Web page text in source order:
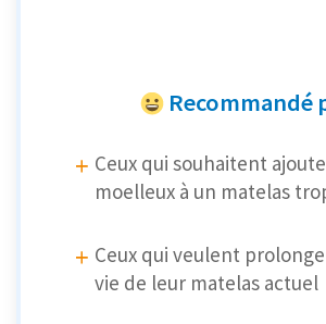
Recommandé
Ceux qui souhaitent
moelleux à un matelas
Ceux qui veulent
vie de leur matelas actuel